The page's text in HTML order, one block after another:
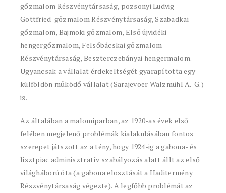
gőzmalom Részvénytársaság, pozsonyi Ludvig
Gottfried-gőzmalom Részvénytársaság, Szabadkai
gőzmalom, Bajmoki gőzmalom, Első újvidéki
hengergőzmalom, Felsőbácskai gőzmalom
Részvénytársaság, Beszterczebányai hengermalom.
Ugyancsak a vállalat érdekeltségét gyarapította egy
külföldön működő vállalat (Sarajevoer Walzmühl A.-G.)
is.
Az általában a malomiparban, az 1920-as évek első
felében megjelenő problémák kialakulásában fontos
szerepet játszott az a tény, hogy 1924-ig a gabona- és
lisztpiac adminisztratív szabályozás alatt állt az első
világháború óta (a gabona elosztását a Haditermény
Részvénytársaság végezte). A legfőbb problémát az